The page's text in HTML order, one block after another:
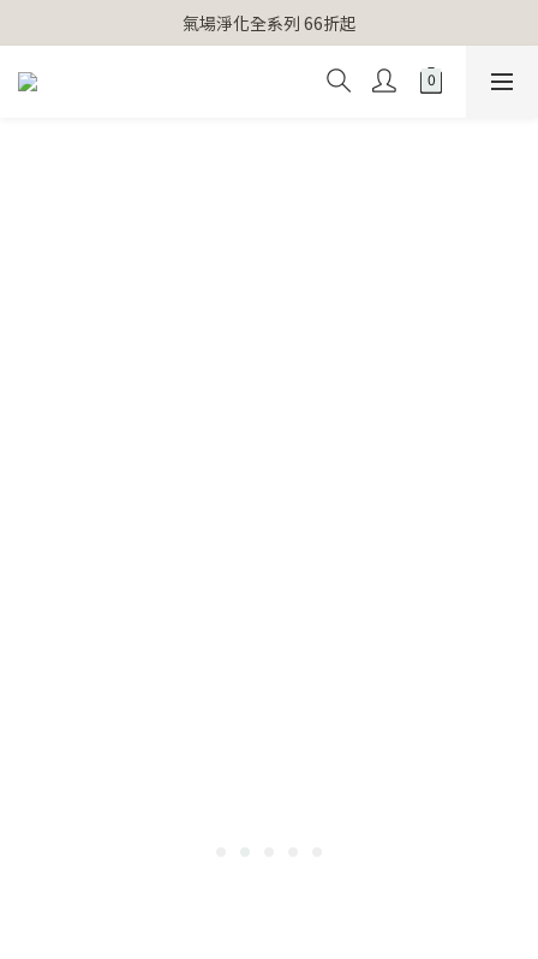
【官網獨家】首次消費 不限金額 即送 香遇熊超人行李吊牌
氣場淨化全系列 66折起
【官網獨家】首次消費 不限金額 即送 香遇熊超人行李吊牌